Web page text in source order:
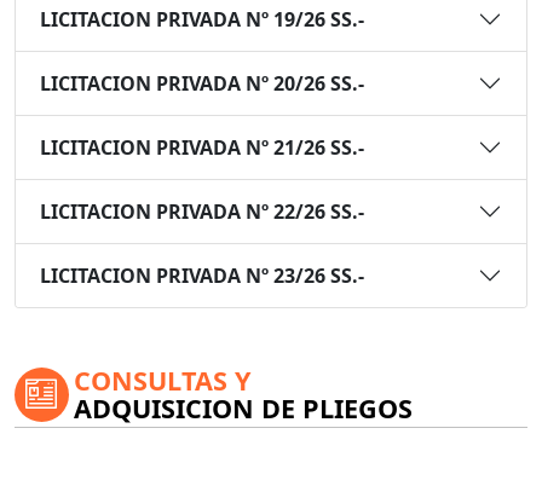
LICITACION PRIVADA Nº 19/26 SS.-
LICITACION PRIVADA Nº 20/26 SS.-
LICITACION PRIVADA Nº 21/26 SS.-
LICITACION PRIVADA Nº 22/26 SS.-
LICITACION PRIVADA Nº 23/26 SS.-
CONSULTAS Y
ADQUISICION DE PLIEGOS